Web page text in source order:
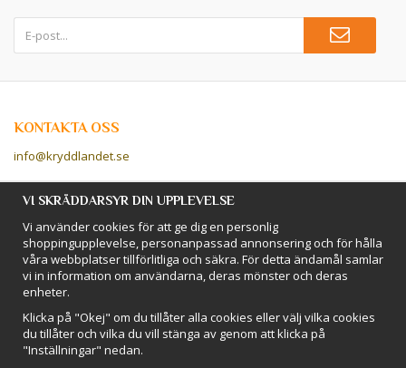
KONTAKTA OSS
info@kryddlandet.se
Följ oss på Facebook!
Följ oss på Instagram!
BETALSÄTT
Hos Kryddlandet handlar du tryggt & säkert - och betalar enkelt med
kort, Klarna eller swish!
VI SKRÄDDARSYR DIN UPPLEVELSE
Vi använder cookies för att ge dig en personlig
shoppingupplevelse, personanpassad annonsering och för hålla
våra webbplatser tillförlitliga och säkra. För detta ändamål samlar
vi in information om användarna, deras mönster och deras
enheter.
Klicka på "Okej" om du tillåter alla cookies eller välj vilka cookies
du tillåter och vilka du vill stänga av genom att klicka på
"Inställningar" nedan.